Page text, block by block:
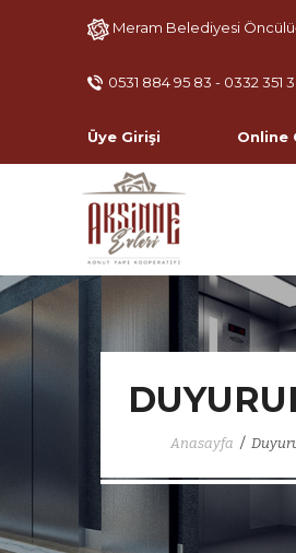
Meram Belediyesi
0531 884 95 83 - 0332 351
Üye Girişi Online
Anasayfa /